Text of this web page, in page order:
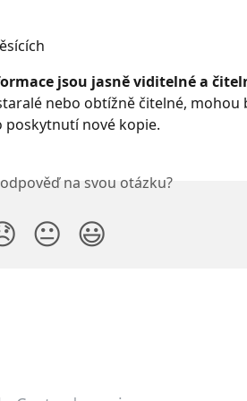
jsou jasně viditelné a
nebo obtížně čitelné, mohou
poskytnutí nové kopie.
na svou otázku?
😐 😃